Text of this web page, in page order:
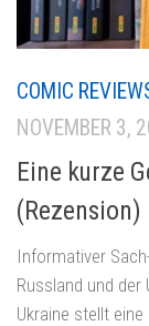
COMIC
NOVEMBER 3,
Eine kurze
(Rezension)
Informativer
Russland und
Ukraine stellt